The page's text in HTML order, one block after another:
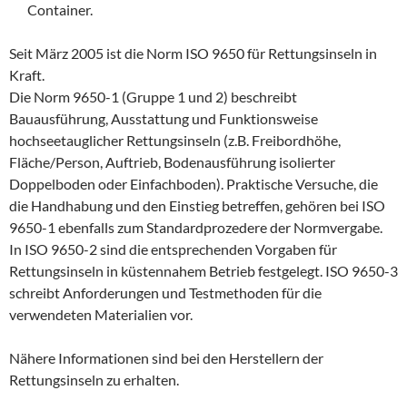
Container.
Seit März 2005 ist die Norm ISO 9650 für Rettungsinseln in
Kraft.
Die Norm 9650-1 (Gruppe 1 und 2) beschreibt
Bauausführung, Ausstattung und Funktionsweise
hochseetauglicher Rettungsinseln (z.B. Freibordhöhe,
Fläche/Person, Auftrieb, Bodenausführung isolierter
Doppelboden oder Einfachboden). Praktische Versuche, die
die Handhabung und den Einstieg betreffen, gehören bei ISO
9650-1 ebenfalls zum Standardprozedere der Normvergabe.
In ISO 9650-2 sind die entsprechenden Vorgaben für
Rettungsinseln in küstennahem Betrieb festgelegt. ISO 9650-3
schreibt Anforderungen und Testmethoden für die
verwendeten Materialien vor.
Nähere Informationen sind bei den Herstellern der
Rettungsinseln zu erhalten.